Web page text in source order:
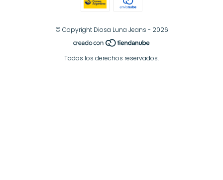
© Copyright Diosa Luna Jeans - 2026
Todos los derechos reservados.